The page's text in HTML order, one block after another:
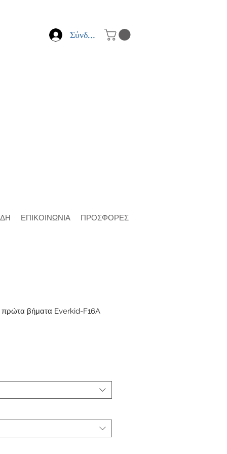
Σύνδεση
πρώτα βήματα Everkid-F16A
ΕΠΙΚΟΙΝΩΝΙΑ ΠΡΟΣΦΟΡΕΣ